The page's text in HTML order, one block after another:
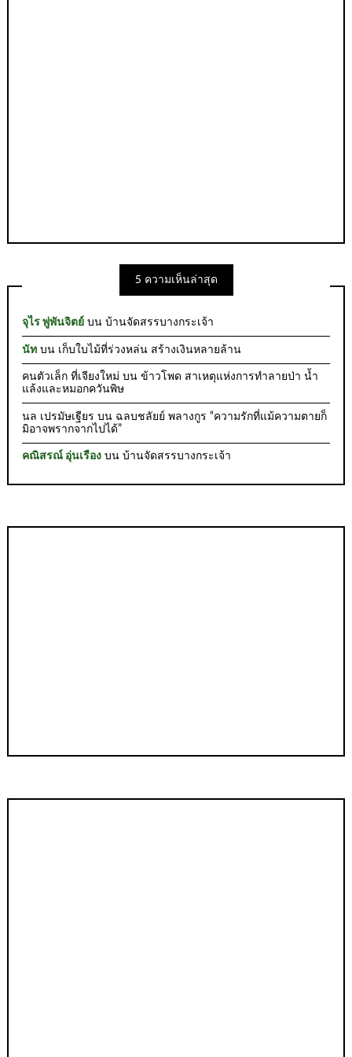
5 ความเห็นล่าสุด
จุไร พู่พันจิตย์ บนบ้านจัดสรรบางกระเจ้า
นัท บน เก็บใบไม้ที่ร่วงหล่น สร้างเงินหลายล้าน
คนตัวเล็ก ที่เจียงใหม่ บนข้าวโพด สาเหตุแห่งการทำลายป่า น้ำ
แล้งและหมอกควันพิษ
นล เปรมัษเฐียร บน ฉลบชลัยย์ พลางกูร “ความรักที่แม้ความตายก็
มิอาจพรากจากไปได้”
คณิสรณ์ อุ่นเรือง บนบ้านจัดสรรบางกระเจ้า